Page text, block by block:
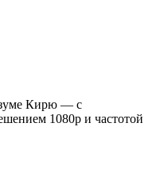
Кирю — с
1080p и частотой